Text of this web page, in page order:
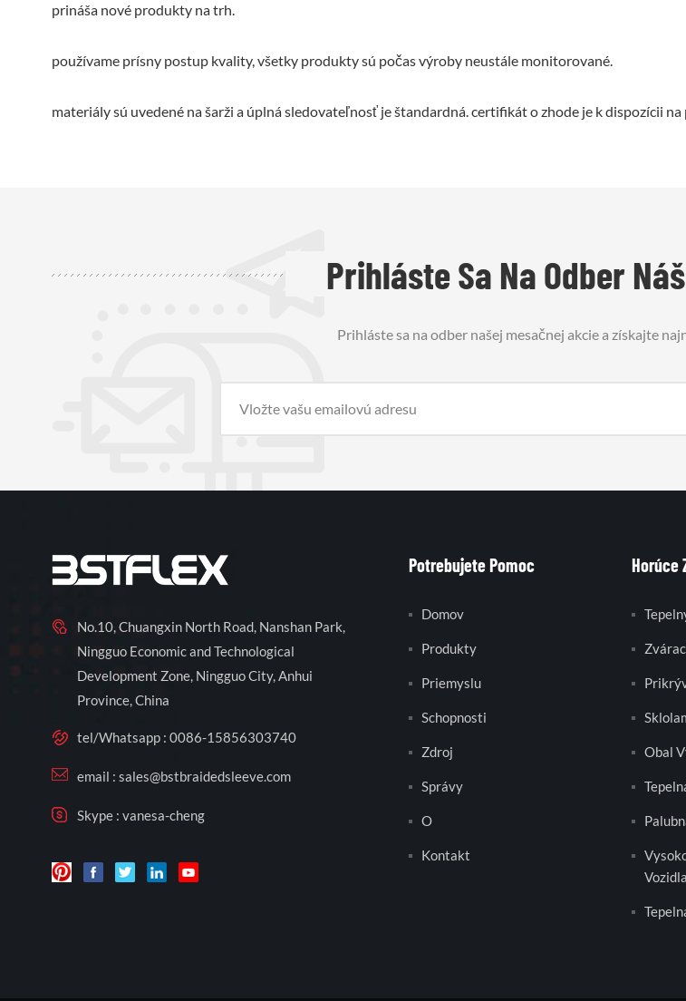
prináša nové produkty na trh.
používame prísny postup kvality, všetky produkty sú počas výroby neustále monitorované.
materiály sú uvedené na šarži a úplná sledovateľnosť je štandardná. certifikát o zhode je k dispozícii na
Prihláste Sa Na Odber
Prihláste sa na odber našej mesačnej akcie a získajte
No.10, Chuangxin North Road, Nanshan Park,
Ningguo Economic and Technological
Development Zone, Ningguo City, Anhui
Province, China
tel/Whatsapp : 0086-15856303740
email : sales@bstbraidedsleeve.com
Skype : vanesa-cheng
Potrebujete Pomoc
Domov
Produkty
Priemyslu
Schopnosti
Zdroj
Správy
O
Kontakt
Horúce
Obal
Vozidla